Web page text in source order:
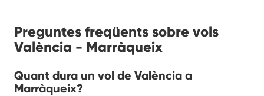
Preguntes freqüents sobre vols
València - Marràqueix
Quant dura un vol de València a
Marràqueix?